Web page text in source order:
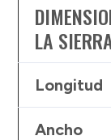
LA
Longitud
Ancho